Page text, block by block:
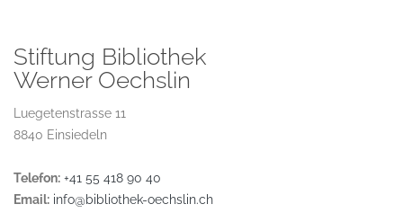
Stiftung Bibliothek
Werner Oechslin
Luegetenstrasse 11
8840 Einsiedeln
Telefon: +41 55 418 90 40
Email: info@bibliothek-oechslin.ch